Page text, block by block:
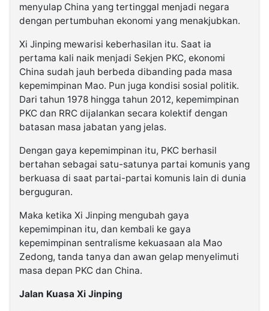
menyulap China yang tertinggal menjadi negara
dengan pertumbuhan ekonomi yang menakjubkan.
Xi Jinping mewarisi keberhasilan itu. Saat ia
pertama kali naik menjadi Sekjen PKC, ekonomi
China sudah jauh berbeda dibanding pada masa
kepemimpinan Mao. Pun juga kondisi sosial politik.
Dari tahun 1978 hingga tahun 2012, kepemimpinan
PKC dan RRC dijalankan secara kolektif dengan
batasan masa jabatan yang jelas.
Dengan gaya kepemimpinan itu, PKC berhasil
bertahan sebagai satu-satunya partai komunis yang
berkuasa di saat partai-partai komunis lain di dunia
berguguran.
Maka ketika Xi Jinping mengubah gaya
kepemimpinan itu, dan kembali ke gaya
kepemimpinan sentralisme kekuasaan ala Mao
Zedong, tanda tanya dan awan gelap menyelimuti
masa depan PKC dan China.
Jalan Kuasa Xi Jinping